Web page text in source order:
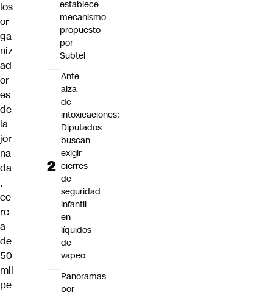
los
or
ga
niz
ad
or
es
de
la
jor
na
da
,
ce
rc
a
de
50
mil
pe
establece
mecanismo
propuesto
por
Subtel
Ante
alza
de
intoxicaciones:
Diputados
buscan
exigir
cierres
de
seguridad
infantil
en
líquidos
de
vapeo
Panoramas
por